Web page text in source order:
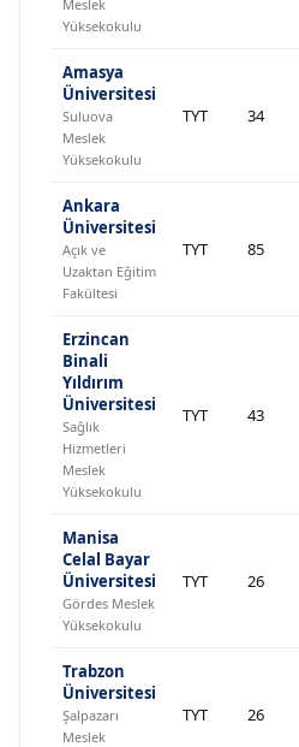
Meslek
Yüksekokulu
Amasya
Üniversitesi
Suluova
Meslek
Yüksekokulu
TYT 34
Ankara
Üniversitesi
Açık ve
Uzaktan Eğitim
Fakültesi
TYT 85
Erzincan
Binali
Yıldırım
Üniversitesi
Sağlık
Hizmetleri
Meslek
Yüksekokulu
TYT 43
Manisa
Celal Bayar
Üniversitesi
Gördes Meslek
Yüksekokulu
TYT 26
Trabzon
Üniversitesi
Şalpazarı
Meslek
TYT 26